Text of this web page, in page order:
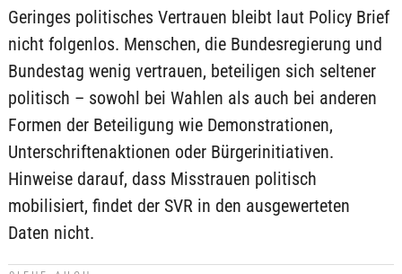
Geringes politisches Vertrauen bleibt laut Policy Brief
nicht folgenlos. Menschen, die Bundesregierung und
Bundestag wenig vertrauen, beteiligen sich seltener
politisch – sowohl bei Wahlen als auch bei anderen
Formen der Beteiligung wie Demonstrationen,
Unterschriftenaktionen oder Bürgerinitiativen.
Hinweise darauf, dass Misstrauen politisch
mobilisiert, findet der SVR in den ausgewerteten
Daten nicht.